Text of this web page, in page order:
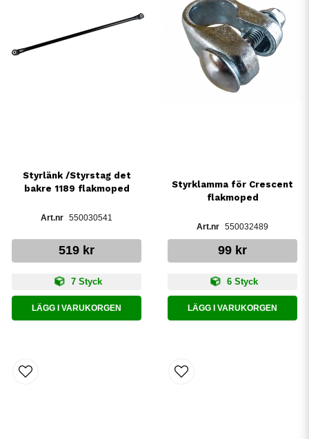
Styrlänk /Styrstag det
bakre 1189 flakmoped
550030541
519 kr
7 Styck
LÄGG I VARUKORGEN
Styrklamma för Crescent
flakmoped
550032489
99 kr
6 Styck
LÄGG I VARUKORGEN